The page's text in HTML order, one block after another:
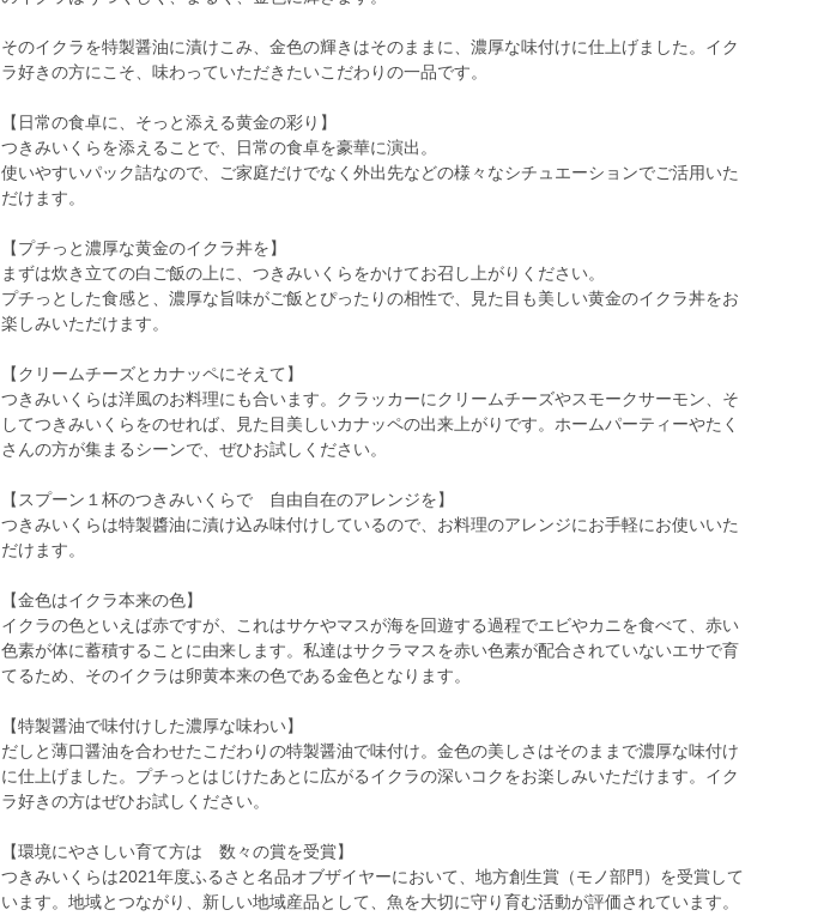
そのイクラを特製醤油に漬けこみ、金色の輝きはそのままに、濃厚な味付けに仕上げました。イク
ラ好きの方にこそ、味わっていただきたいこだわりの一品です。
【日常の食卓に、そっと添える黄金の彩り】
つきみいくらを添えることで、日常の食卓を豪華に演出。
使いやすいパック詰なので、ご家庭だけでなく外出先などの様々なシチュエーションでご活用いた
だけます。
【プチっと濃厚な黄金のイクラ丼を】
まずは炊き立ての白ご飯の上に、つきみいくらをかけてお召し上がりください。
プチっとした食感と、濃厚な旨味がご飯とぴったりの相性で、見た目も美しい黄金のイクラ丼をお
楽しみいただけます。
【クリームチーズとカナッペにそえて】
つきみいくらは洋風のお料理にも合います。クラッカーにクリームチーズやスモークサーモン、そ
してつきみいくらをのせれば、見た目美しいカナッペの出来上がりです。ホームパーティーやたく
さんの方が集まるシーンで、ぜひお試しください。
【スプーン１杯のつきみいくらで 自由自在のアレンジを】
つきみいくらは特製醬油に漬け込み味付けしているので、お料理のアレンジにお手軽にお使いいた
だけます。
【金色はイクラ本来の色】
イクラの色といえば赤ですが、これはサケやマスが海を回遊する過程でエビやカニを食べて、赤い
色素が体に蓄積することに由来します。私達はサクラマスを赤い色素が配合されていないエサで育
てるため、そのイクラは卵黄本来の色である金色となります。
【特製醤油で味付けした濃厚な味わい】
だしと薄口醤油を合わせたこだわりの特製醤油で味付け。金色の美しさはそのままで濃厚な味付け
に仕上げました。プチっとはじけたあとに広がるイクラの深いコクをお楽しみいただけます。イク
ラ好きの方はぜひお試しください。
【環境にやさしい育て方は 数々の賞を受賞】
つきみいくらは2021年度ふるさと名品オブザイヤーにおいて、地方創生賞（モノ部門）を受賞して
います。地域とつながり、新しい地域産品として、魚を大切に守り育む活動が評価されています。